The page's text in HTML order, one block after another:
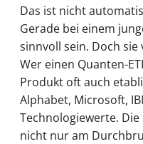
Das ist nicht
Gerade bei einem
sinnvoll sein. Doch
Wer einen Quanten-
Produkt oft auch
Alphabet, Microsoft,
Technologiewerte.
nicht nur am